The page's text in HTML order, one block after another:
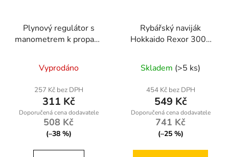
Plynový regulátor s
manometrem k propan-
1,5 kg/h
hodnocení
produktu
je
5,0
z
Vyprodáno
257 Kč bez DPH
311 Kč
508 Kč
(–38 %)
Rybářský naviják
Hokkaido Rexor 3000
hliníková cívka
Skladem (>5 ks)
454 Kč bez DPH
549 Kč
741 Kč
(–25 %)